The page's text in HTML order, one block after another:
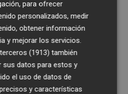
para ofrecer
personalizados, medir
obtener información
y mejorar los servicios.
(1913) también
sus datos para estos y
el uso de datos de
y características